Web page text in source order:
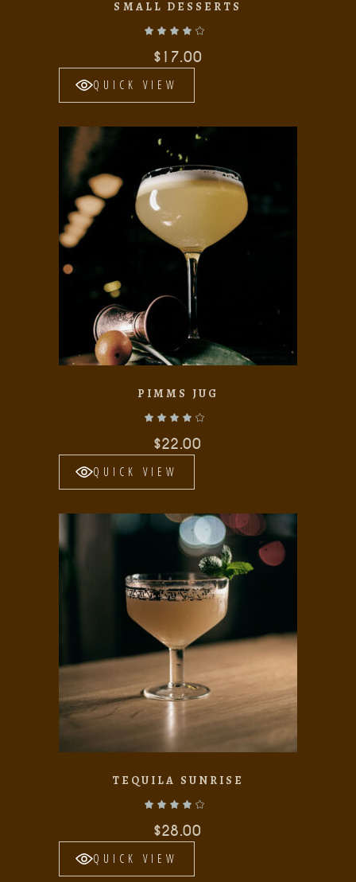
SMALL DESSERTS
$17.00
QUICK VIEW
Add to wishlist
PIMMS JUG
$22.00
QUICK VIEW
Add to wishlist
TEQUILA SUNRISE
$28.00
QUICK VIEW